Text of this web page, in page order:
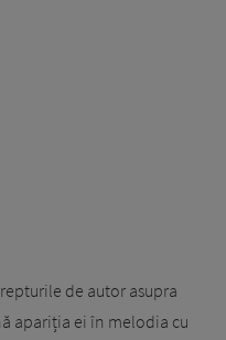
de autor asupra
apariția ei în melodia cu